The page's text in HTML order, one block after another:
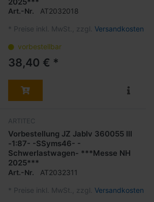
Art.-Nr. AT2032018
* Preise inkl. MwSt., zzgl. Versandkosten
vorbestellbar
38,40 € *
ARTITEC
Vorbestellung JZ Jablv 360055 III
-1:87- -SSyms46- -
Schwerlastwagen- ***Messe NH
2025***
Art.-Nr. AT2032311
* Preise inkl. MwSt., zzgl. Versandkosten